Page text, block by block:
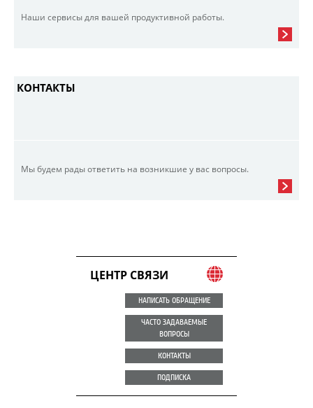
Наши сервисы для вашей продуктивной работы.
КОНТАКТЫ
Мы будем рады ответить на возникшие у вас вопросы.
ЦЕНТР СВЯЗИ
НАПИСАТЬ ОБРАЩЕНИЕ
ЧАСТО ЗАДАВАЕМЫЕ
ВОПРОСЫ
КОНТАКТЫ
ПОДПИСКА